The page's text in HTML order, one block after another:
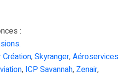
:
Création,Skyranger,Aéroservices
, ICP Savannah, Zenair,